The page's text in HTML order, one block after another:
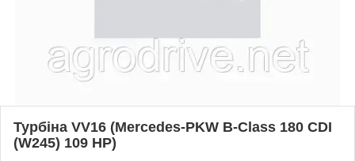
Турбіна VV16 (Mercedes-PKW B-Class 180 CDI
(W245) 109 HP)